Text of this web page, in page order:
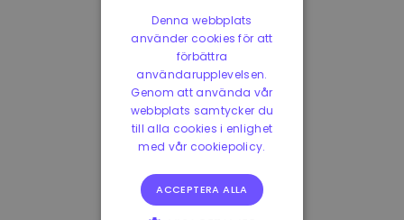
Denna webbplats
använder cookies för att
förbättra
användarupplevelsen.
Genom att använda vår
webbplats samtycker du
till alla cookies i enlighet
med vår cookiepolicy.
ACCEPTERA ALLA